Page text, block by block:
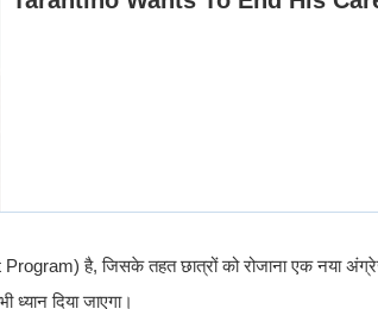
है, जिसके तहत छात्रों को रोजाना एक नया
ध्यान दिया जाएगा।